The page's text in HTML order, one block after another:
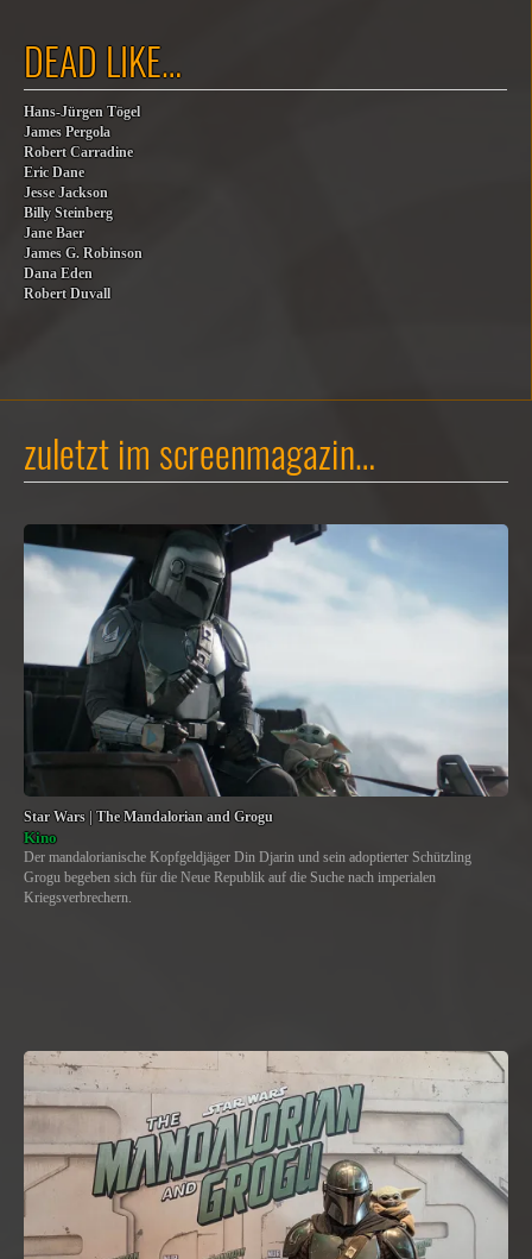
DEAD LIKE…
Hans-Jürgen Tögel
James Pergola
Robert Carradine
Eric Dane
Jesse Jackson
Billy Steinberg
Jane Baer
James G. Robinson
Dana Eden
Robert Duvall
zuletzt im screenmagazin…
Star Wars | The Mandalorian and Grogu
Kino
Der mandalorianische Kopfgeldjäger Din Djarin und sein adoptierter Schützling
Grogu begeben sich für die Neue Republik auf die Suche nach imperialen
Kriegsverbrechern.